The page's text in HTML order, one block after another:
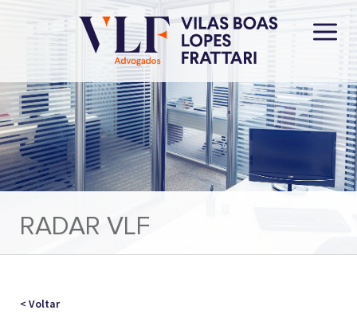
RADAR VLF
< Voltar